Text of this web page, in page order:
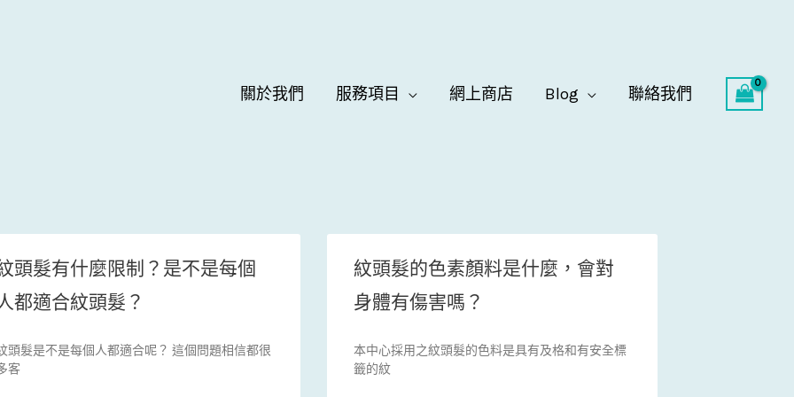
關於我們 服務項目 網上商店 Blog 聯絡我們
頭髮有什麼限制？是不是每個
都適合紋頭髮？
頭髮是不是每個人都適合呢？ 這個問題相信都很
客
紋頭髮的色素顏料是什麼，會對
身體有傷害嗎？
本中心採用之紋頭髮的色料是具有及格和有安全標
籤的紋